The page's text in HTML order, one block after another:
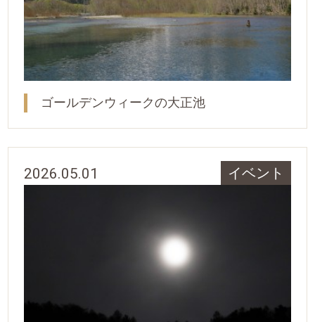
ゴールデンウィークの大正池
2026.05.01 イベント